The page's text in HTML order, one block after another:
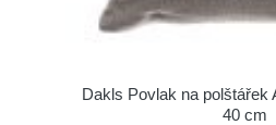
Dakls Povlak na polštářek
40 cm